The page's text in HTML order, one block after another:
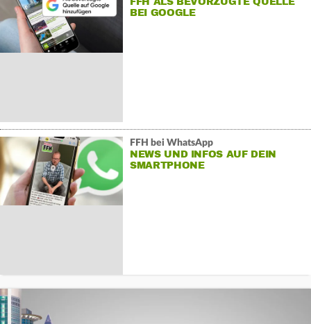
BEI GOOGLE
FFH bei WhatsApp
NEWS UND INFOS AUF DEIN
SMARTPHONE